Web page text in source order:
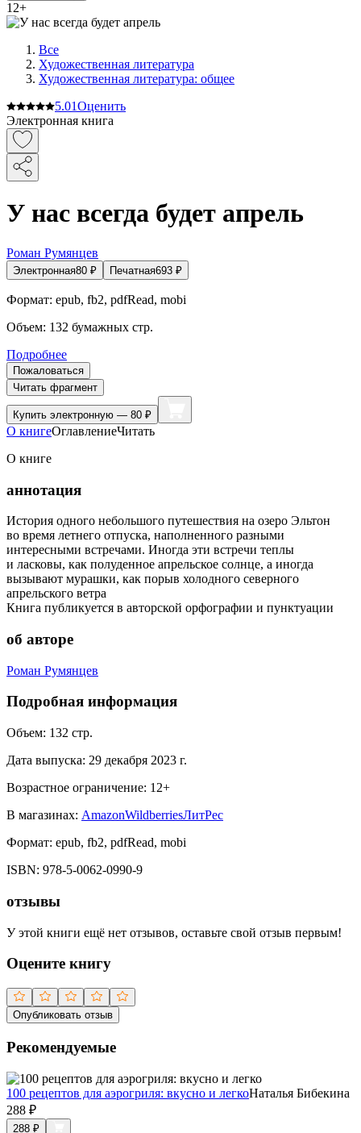
12+
Все
Художественная литература
Художественная литература: общее
5.01Оценить
Электронная книга
У нас всегда будет апрель
Роман Румянцев
Электронная80 ₽ Печатная693 ₽
Формат: epub, fb2, pdfRead, mobi
Объем: 132 бумажных стр.
Подробнее
Пожаловаться
Читать фрагмент
Купить электронную — 80 ₽
О книгеОглавлениеЧитать
О книге
аннотация
История одного небольшого путешествия на озеро Эльтон
во время летнего отпуска, наполненного разными
интересными встречами. Иногда эти встречи теплы
и ласковы, как полуденное апрельское солнце, а иногда
вызывают мурашки, как порыв холодного северного
апрельского ветра
Книга публикуется в авторской орфографии и пунктуации
об авторе
Роман Румянцев
Подробная информация
Объем: 132 стр.
Дата выпуска: 29 декабря 2023 г.
Возрастное ограничение: 12+
В магазинах: AmazonWildberriesЛитРес
Формат: epub, fb2, pdfRead, mobi
ISBN: 978-5-0062-0990-9
отзывы
У этой книги ещё нет отзывов, оставьте свой отзыв первым!
Оцените книгу
Опубликовать отзыв
Рекомендуемые
100 рецептов для аэрогриля: вкусно и легкоНаталья Бибекина
288 ₽
288 ₽